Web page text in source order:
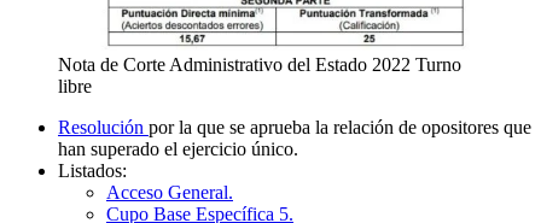
Nota de Corte Administrativo del Estado 2022 Turno
libre
Resolución por la que se aprueba la relación de opositores que
han superado el ejercicio único.
Listados:
Acceso General.
Cupo Base Específica 5.